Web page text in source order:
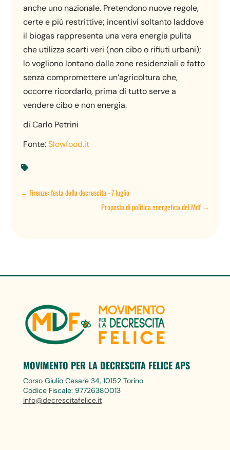
anche uno nazionale. Pretendono nuove regole,
certe e più restrittive; incentivi soltanto laddove
il biogas rappresenta una vera energia pulita
che utilizza scarti veri (non cibo o rifiuti urbani);
lo vogliono lontano dalle zone residenziali e fatto
senza compromettere un’agricoltura che,
occorre ricordarlo, prima di tutto serve a
vendere cibo e non energia.
di Carlo Petrini
Fonte:Slowfood.it

←Firenze: festa della decrescita - 7 luglio
Proposta di politica energetica del Mdf→
MOVIMENTO PER LA DECRESCITA FELICE APS
Corso Giulio Cesare 34, 10152 Torino
Codice Fiscale: 97726380013
info@decrescitafelice.it